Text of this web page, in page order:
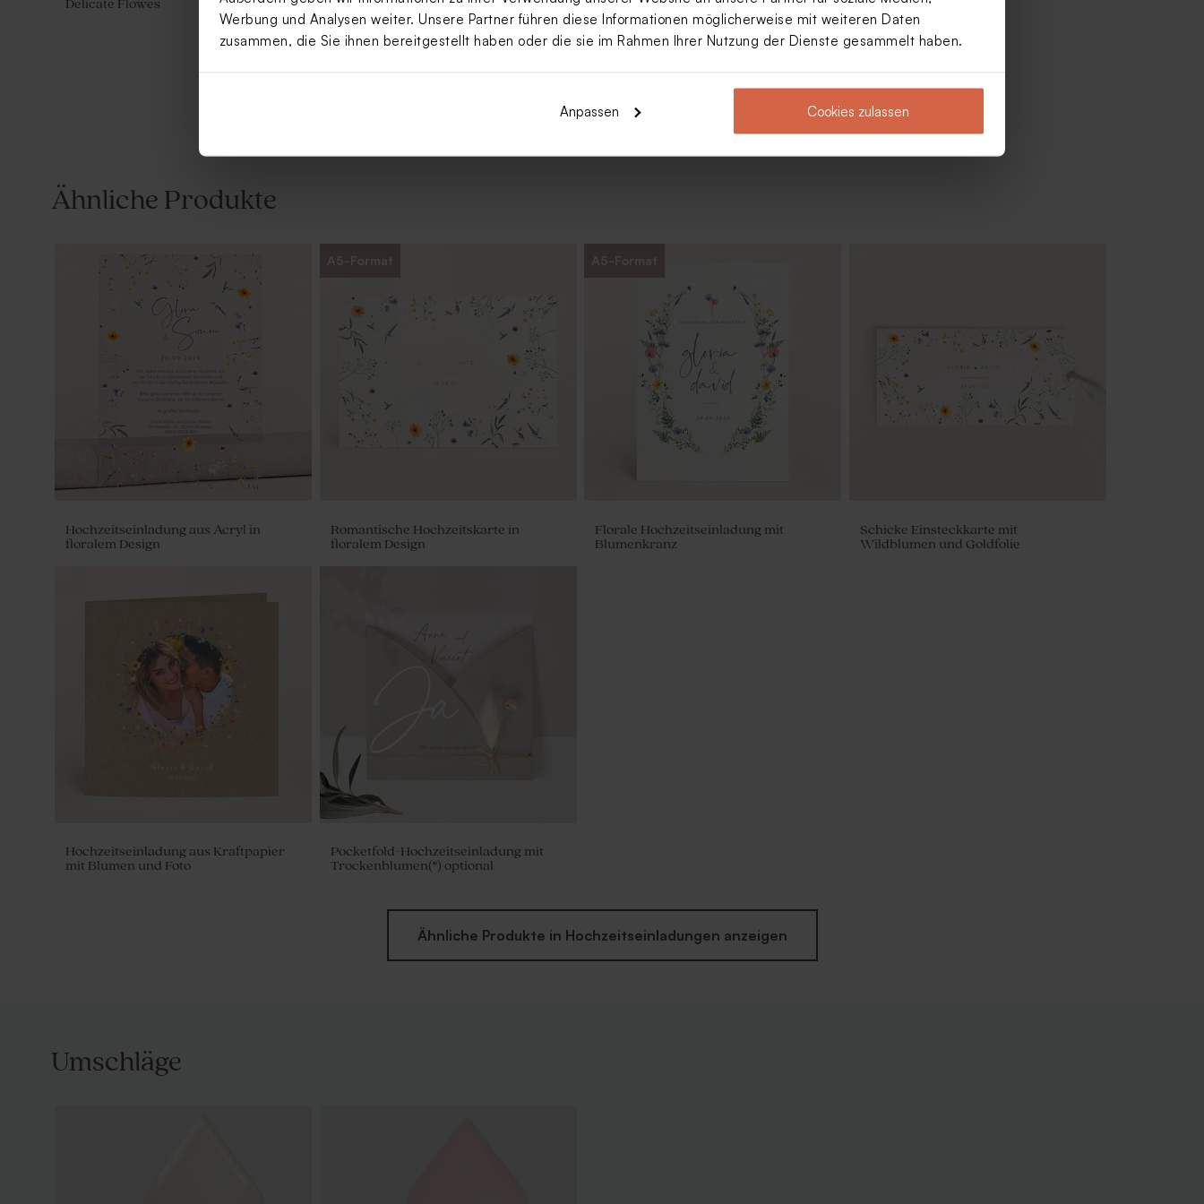
Werbung und Analysen weiter. Unsere Partner führen diese Informationen möglicherweise mit weiteren Daten
zusammen, die Sie ihnen bereitgestellt haben oder die sie im Rahmen Ihrer Nutzung der Dienste gesammelt haben.
Anpassen Cookies zulassen
Delicate Flowes
Flowers
Gastgeschenk Hochzeit 'Natur-
Frieden' mit Foto | Delicate Flowers
Acryl Willkommensschild Hochzeit in
floralem Design
Tischkarte in floralem Design Einlegekarte in floralem Design
Einfache weiße Einlegekarte
Hochzeitseinladung | Büromac 128097
Ähnliche Produkte
Hochzeitseinladung aus Acryl in
floralem Design
A5-Format
Romantische Hochzeitskarte in
floralem Design
A5-Format
Florale Hochzeitseinladung mit
Blumenkranz
Schicke Einsteckkarte mit
Wildblumen und Goldfolie
Hochzeitseinladung aus Kraftpapier
mit Blumen und Foto
Pocketfold-Hochzeitseinladung mit
Trockenblumen(*) optional
Ähnliche Produkte in Hochzeitseinladungen anzeigen
Umschläge